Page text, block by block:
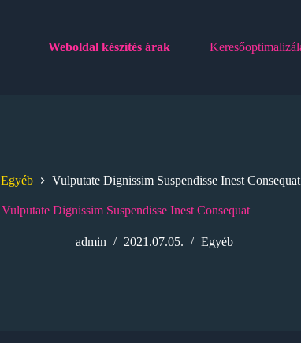
Weboldal készítés árak
Egyéb Vulputate Dignissim Suspendisse Inest Consequat
Vulputate Dignissim Suspendisse Inest Consequat
admin 2021.07.05. Egyéb